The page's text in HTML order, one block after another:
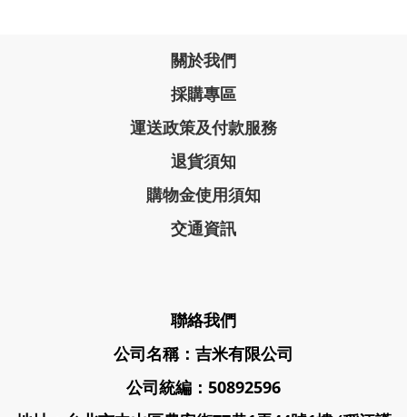
關於我們
採購專區
運送政策及付款服務
退貨須知
購物金使用須知
交通資訊
聯絡我們
公司名稱：吉米有限公司
公司統編：50892596